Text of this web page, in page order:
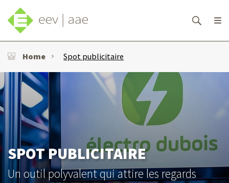
Home Spot publicitaire
SPOT PUBLICITAIRE
Un outil polyvalent qui attire les regards